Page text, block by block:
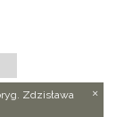
Zdzisława